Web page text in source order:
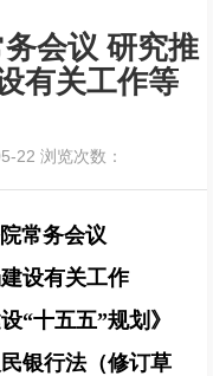
会议 研究推
有关工作等
22 浏览次数：
常务会议
设有关工作
“十五五”规划》
银行法（修订草